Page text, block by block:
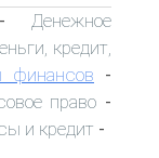
Денежное
кредит,
финансов -
право -
и кредит -